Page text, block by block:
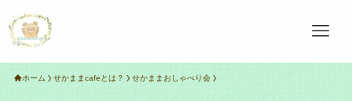
ホーム せかままcafeとは？ せかままおしゃべり会